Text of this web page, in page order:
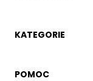
KATEGORIE
POMOC